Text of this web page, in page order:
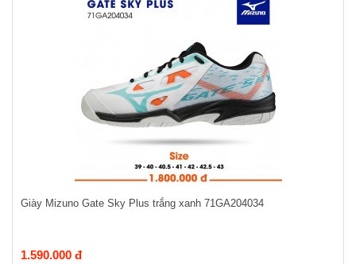
Giày Mizuno Gate Sky Plus trắng xanh 71GA204034
1.590.000 đ